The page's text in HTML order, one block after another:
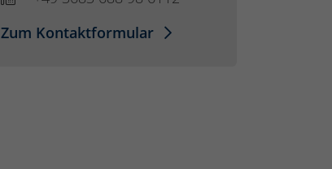
Zum Kontaktformular